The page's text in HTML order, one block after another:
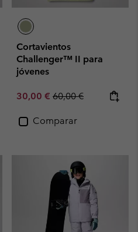
Cortavientos
Challenger™ II para
jóvenes
Sale price:
30,00 € Regular price:
60,00 €
Comparar